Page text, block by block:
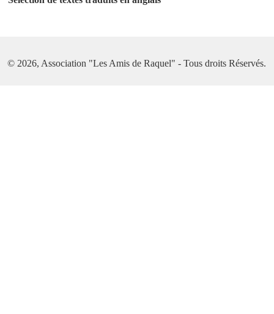
© 2026, Association "Les Amis de Raquel" - Tous droits Réservés.